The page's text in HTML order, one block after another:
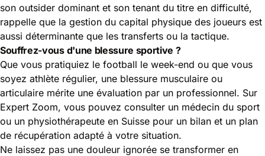
son outsider dominant et son tenant du titre en difficulté,
rappelle que la gestion du capital physique des joueurs est
aussi déterminante que les transferts ou la tactique.
Souffrez-vous d'une blessure sportive ?
Que vous pratiquiez le football le week-end ou que vous
soyez athlète régulier, une blessure musculaire ou
articulaire mérite une évaluation par un professionnel. Sur
Expert Zoom, vous pouvez consulter un médecin du sport
ou un physiothérapeute en Suisse pour un bilan et un plan
de récupération adapté à votre situation.
Ne laissez pas une douleur ignorée se transformer en